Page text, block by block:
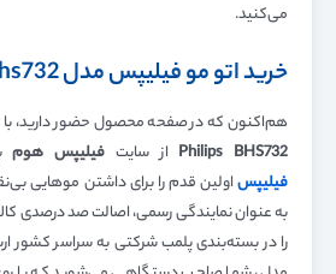
می‌کنید.
خرید اتو مو فیلیپس مدل Philips bhs732
هم‌اکنون که در صفحه محصول حضور دارید،
Philips BHS732 از سایت فیلیپس هوم
فیلیپس اولین قدم را برای داشتن موهایی
به عنوان نمایندگی رسمی، اصالت صد درصدی
را در بسته‌بندی پلمب شرکتی به سراسر کشور